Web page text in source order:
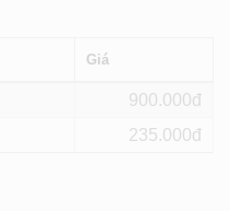
Giá
900
235